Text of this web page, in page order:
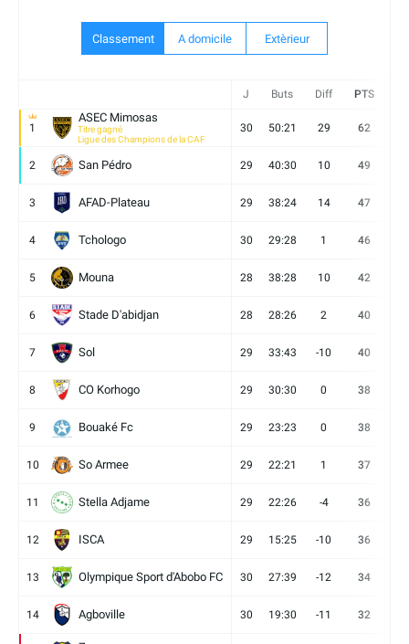
Classement A domicile Extèrieur
J Buts Diff PTS
1
ASEC Mimosas
Titre gagné
Ligue des Champions de la CAF
30 50:21 29 62
2 San Pédro 29 40:30 10 49
3 AFAD-Plateau 29 38:24 14 47
4 Tchologo 30 29:28 1 46
5 Mouna 28 38:28 10 42
6 Stade D'abidjan 28 28:26 2 40
7 Sol 29 33:43 -10 40
8 CO Korhogo 29 30:30 0 38
9 Bouaké Fc 29 23:23 0 38
10 So Armee 29 22:21 1 37
11 Stella Adjame 29 22:26 -4 36
12 ISCA 29 15:25 -10 36
13 Olympique Sport d'Abobo FC 30 27:39 -12 34
14 Agboville 30 19:30 -11 32